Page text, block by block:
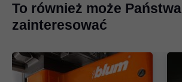
To również może Państwa
zainteresować